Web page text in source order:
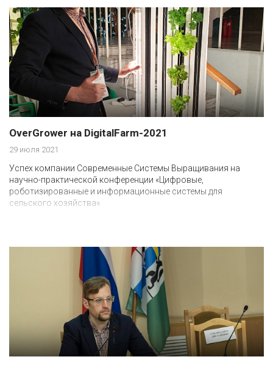
OverGrower на DigitalFarm-2021
29 июля 2021
Успех компании Современные Системы Выращивания на
научно-практической конференции «Цифровые,
роботизированные и информационные системы для
сельского хозяйства».